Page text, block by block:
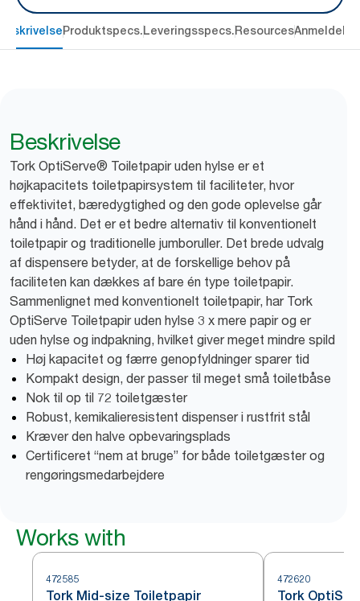
Produktspecs.Leveringsspecs.Resources
Beskrivelse
Tork OptiServe® Toiletpapir uden hylse er et
højkapacitets toiletpapirsystem til faciliteter, hvor
effektivitet, bæredygtighed og den gode oplevelse går
hånd i hånd. Det er et bedre alternativ til konventionelt
toiletpapir og traditionelle jumboruller. Det brede udvalg
af dispensere betyder, at de forskellige behov på
faciliteten kan dækkes af bare én type toiletpapir.
Sammenlignet med konventionelt toiletpapir, har Tork
OptiServe Toiletpapir uden hylse 3 x mere papir og er
uden hylse og indpakning, hvilket giver meget mindre spild
Høj kapacitet og færre genopfyldninger sparer tid
Kompakt design, der passer til meget små toiletbåse
Nok til op til 72 toiletgæster
Robust, kemikalieresistent dispenser i rustfrit stål
Kræver den halve opbevaringsplads
Certificeret “nem at bruge” for både toiletgæster og
rengøringsmedarbejdere
Works with
472585
Tork Mid-size Toiletpapir
472620
Tork